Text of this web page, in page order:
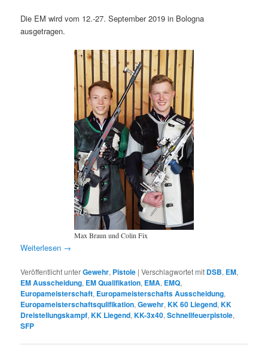
Die EM wird vom 12.-27. September 2019 in Bologna
ausgetragen.
Max Braun und Colin Fix
Weiterlesen →
Veröffentlicht unterGewehr, Pistole |Verschlagwortet mit DSB, EM,
EM Ausscheidung, EM Qualifikation, EMA, EMQ,
Europameisterschaft, Europameisterschafts Ausscheidung,
Europameisterschaftsqulifikation,Gewehr,KK 60 Liegend,KK
Dreistellungskampf,KK Liegend,KK-3x40,Schnellfeuerpistole,
SFP